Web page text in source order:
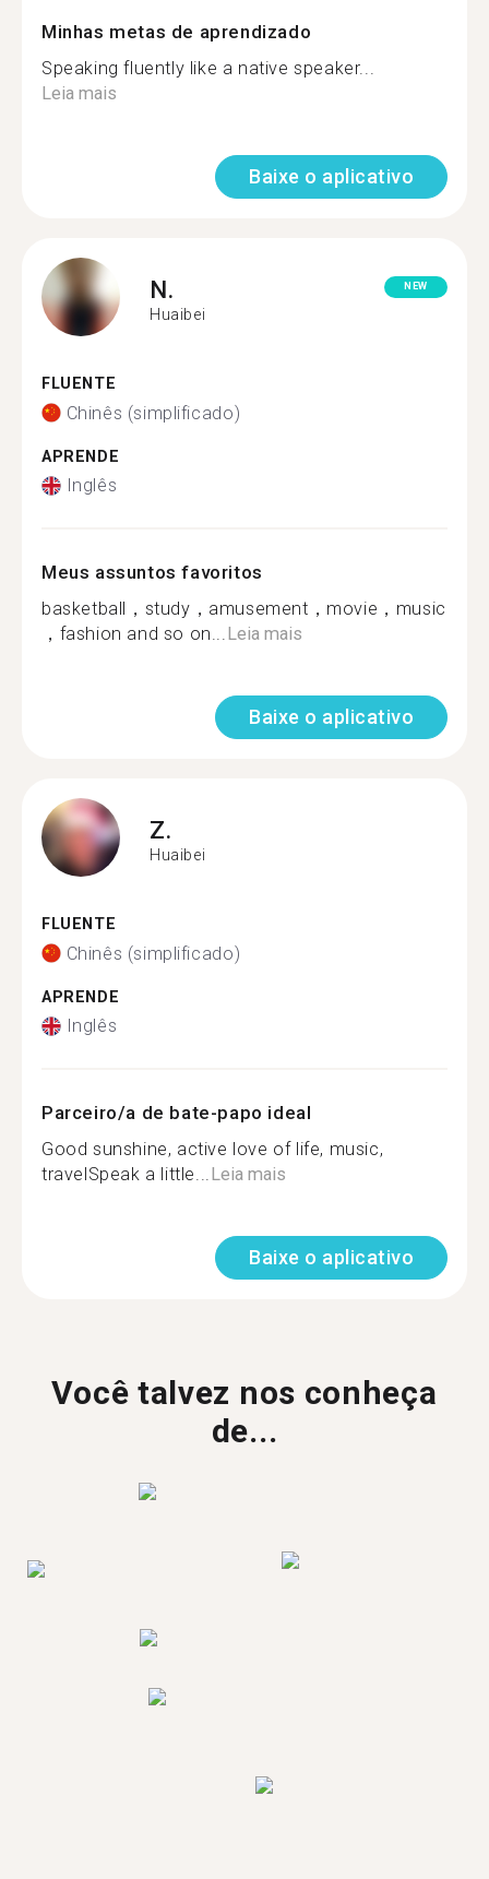
Minhas metas de aprendizado
Speaking fluently like a native speaker...
Leia mais
Baixe o aplicativo
N.
Huaibei
NEW
FLUENTE
Chinês (simplificado)
APRENDE
Inglês
Meus assuntos favoritos
basketball，study，amusement，movie，music
，fashion and so on...Leia mais
Baixe o aplicativo
Z.
Huaibei
FLUENTE
Chinês (simplificado)
APRENDE
Inglês
Parceiro/a de bate-papo ideal
Good sunshine, active love of life, music,
travelSpeak a little...Leia mais
Baixe o aplicativo
Você talvez nos conheça
de...